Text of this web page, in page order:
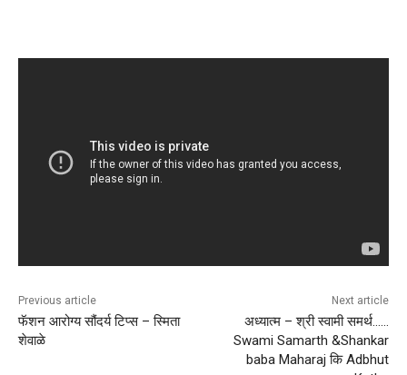
Previous article
फॅशन आरोग्य सौंदर्य टिप्स – स्मिता
शेवाळे
Next article
अध्यात्म – श्री स्वामी समर्थ……
Swami Samarth &Shankar
baba Maharaj कि Adbhut